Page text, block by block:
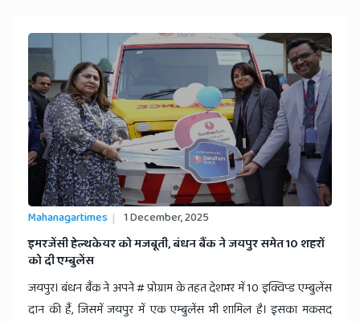
Mahanagartimes 1 December, 2025
​इमरजेंसी हेल्थकेयर को मजबूती, बंधन बैंक ने जयपुर समेत 10 शहरों
को दी एम्बुलेंस
जयपुर। बंधन बैंक ने अपने # प्रोग्राम के तहत देशभर में 10 इक्विप्ड एम्बुलेंस
दान की हैं, जिसमें जयपुर में एक एम्बुलेंस भी शामिल है। इसका मकसद